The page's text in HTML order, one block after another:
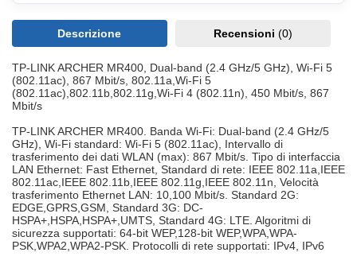
Descrizione Recensioni (0)
TP-LINK ARCHER MR400, Dual-band (2.4 GHz/5 GHz), Wi-Fi 5
(802.11ac), 867 Mbit/s, 802.11a,Wi-Fi 5
(802.11ac),802.11b,802.11g,Wi-Fi 4 (802.11n), 450 Mbit/s, 867
Mbit/s
TP-LINK ARCHER MR400. Banda Wi-Fi: Dual-band (2.4 GHz/5
GHz), Wi-Fi standard: Wi-Fi 5 (802.11ac), Intervallo di
trasferimento dei dati WLAN (max): 867 Mbit/s. Tipo di interfaccia
LAN Ethernet: Fast Ethernet, Standard di rete: IEEE 802.11a,IEEE
802.11ac,IEEE 802.11b,IEEE 802.11g,IEEE 802.11n, Velocità
trasferimento Ethernet LAN: 10,100 Mbit/s. Standard 2G:
EDGE,GPRS,GSM, Standard 3G: DC-
HSPA+,HSPA,HSPA+,UMTS, Standard 4G: LTE. Algoritmi di
sicurezza supportati: 64-bit WEP,128-bit WEP,WPA,WPA-
PSK,WPA2,WPA2-PSK. Protocolli di rete supportati: IPv4, IPv6